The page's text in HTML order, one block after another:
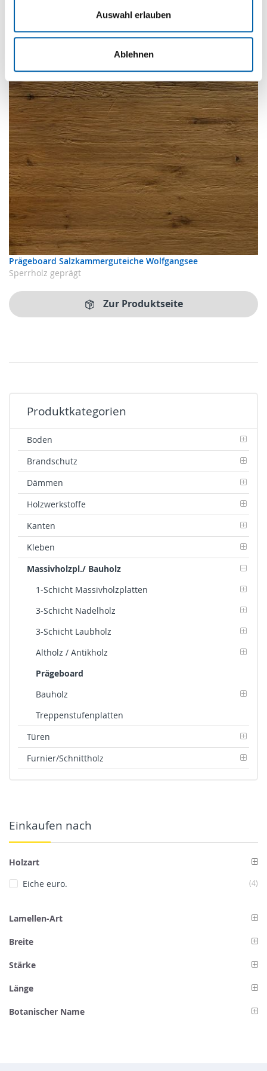
Auswahl erlauben
Ablehnen
Prägeboard Salzkammerguteiche Wolfgangsee
Sperrholz geprägt
Zur Produktseite
Produktkategorien
Boden
Brandschutz
Dämmen
Holzwerkstoffe
Kanten
Kleben
Massivholzpl./ Bauholz
1-Schicht Massivholzplatten
3-Schicht Nadelholz
3-Schicht Laubholz
Altholz / Antikholz
Prägeboard
Bauholz
Treppenstufenplatten
Türen
Furnier/Schnittholz
Einkaufen nach
Holzart
Eiche euro.
4
Lamellen-Art
Breite
Stärke
Länge
Botanischer Name